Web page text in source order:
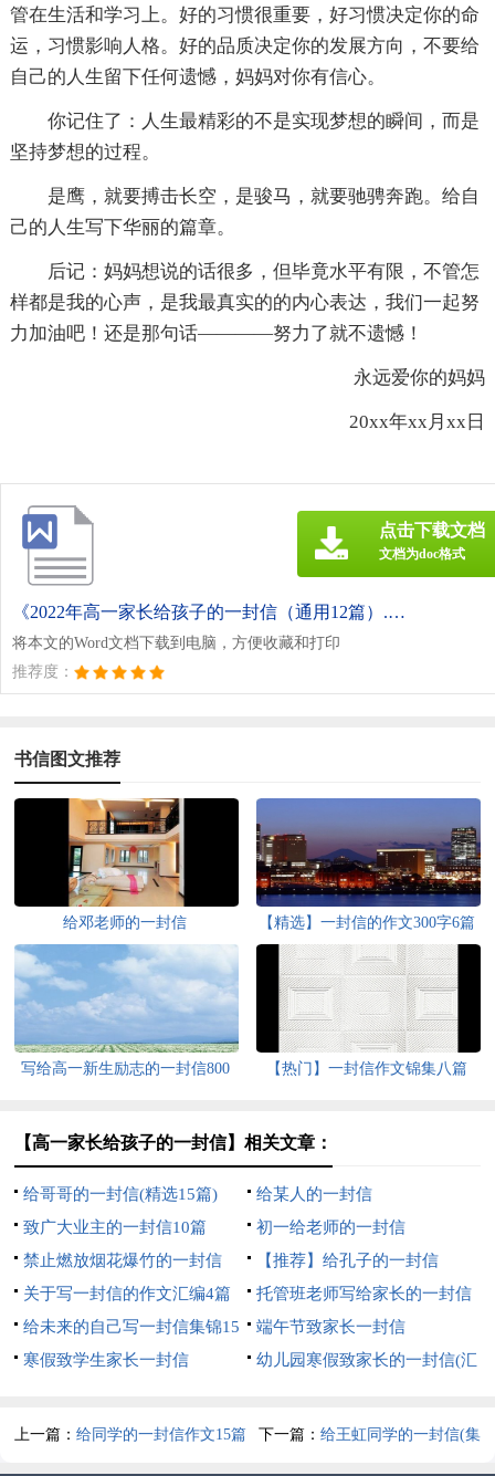
管在生活和学习上。好的习惯很重要，好习惯决定你的命
运，习惯影响人格。好的品质决定你的发展方向，不要给
自己的人生留下任何遗憾，妈妈对你有信心。
你记住了：人生最精彩的不是实现梦想的瞬间，而是
坚持梦想的过程。
是鹰，就要搏击长空，是骏马，就要驰骋奔跑。给自
己的人生写下华丽的篇章。
后记：妈妈想说的话很多，但毕竟水平有限，不管怎
样都是我的心声，是我最真实的的内心表达，我们一起努
力加油吧！还是那句话————努力了就不遗憾！
永远爱你的妈妈
20xx年xx月xx日
《2022年高一家长给孩子的一封信（通用12篇）.doc》
将本文的Word文档下载到电脑，方便收藏和打印
推荐度：
点击下载文档
文档为doc格式
书信图文推荐
给邓老师的一封信 【精选】一封信的作文300字6篇
写给高一新生励志的一封信800
【热门】一封信作文锦集八篇
【高一家长给孩子的一封信】相关文章：
给哥哥的一封信(精选15篇)
给某人的一封信
致广大业主的一封信10篇
初一给老师的一封信
禁止燃放烟花爆竹的一封信
【推荐】给孔子的一封信
关于写一封信的作文汇编4篇
托管班老师写给家长的一封信
（精选7篇）
给未来的自己写一封信集锦15
篇
端午节致家长一封信
寒假致学生家长一封信
幼儿园寒假致家长的一封信(汇
上一篇：给同学的一封信作文15篇 下一篇： 给王虹同学的一封信(集
锦15篇)